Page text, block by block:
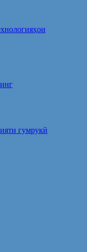
гумрукӣ